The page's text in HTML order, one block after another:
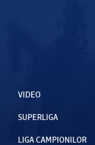
VIDEO
SUPERLIGA
LIGA CAMPIONILOR